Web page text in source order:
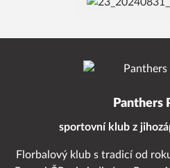
Panthers
sportovní klub z
Florbalový klub s tradicí od